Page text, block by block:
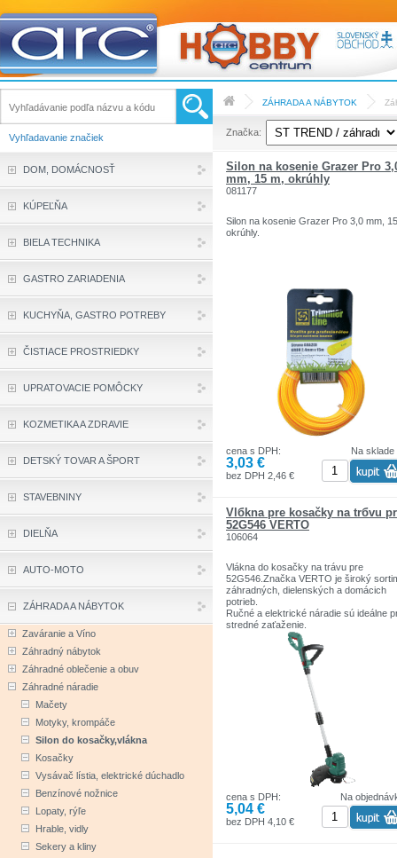
ZÁHRADA A NÁBYTOK
Značka:
Silon na kosenie Grazer Pro
mm, 15 m, okrúhly
081177
Silon na kosenie Grazer Pro 3,0 mm,
okrúhly.
Na sklade
cena s DPH:
3,03 €
bez DPH 2,46 €
Vlбkna pre kosačky na trбvu
52G546 VERTO
106064
Vlákna do kosačky na trávu pre
52G546.Značka VERTO je široký
záhradných, dielenských a domácich
potrieb.
Ručné a elektrické náradie sú ideálne
stredné zaťaženie.
Na
cena s DPH:
5,04 €
bez DPH 4,10 €
Vyhľadavanie značiek
DOM, DOMÁCNOSŤ
KÚPEĽŇA
BIELA TECHNIKA
GASTRO ZARIADENIA
KUCHYŇA, GASTRO POTREBY
ČISTIACE PROSTRIEDKY
UPRATOVACIE POMÔCKY
KOZMETIKA A ZDRAVIE
DETSKÝ TOVAR A ŠPORT
STAVEBNINY
DIELŇA
AUTO-MOTO
ZÁHRADA A NÁBYTOK
Zaváranie a Víno
Záhradný nábytok
Záhradné oblečenie a obuv
Záhradné náradie
Mačety
Motyky, krompáče
Silon do kosačky,vlákna
Kosačky
Vysávač lístia, elektrické dúchadlo
Benzínové nožnice
Lopaty, rýľe
Hrable, vidly
Sekery a kliny